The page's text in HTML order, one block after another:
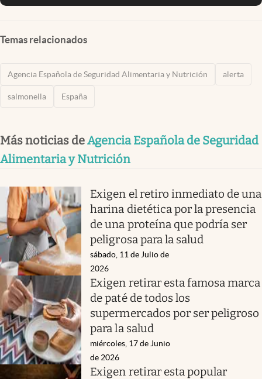
Temas relacionados
Agencia Española de Seguridad Alimentaria y Nutrición alerta
salmonella España
Más noticias deAgencia Española de Seguridad
Alimentaria y Nutrición
Exigen el retiro inmediato de una
harina dietética por la presencia
de una proteína que podría ser
peligrosa para la salud
sábado, 11 de Julio de
2026
Exigen retirar esta famosa marca
de paté de todos los
supermercados por ser peligroso
para la salud
miércoles, 17 de Junio
de 2026
Exigen retirar esta popular